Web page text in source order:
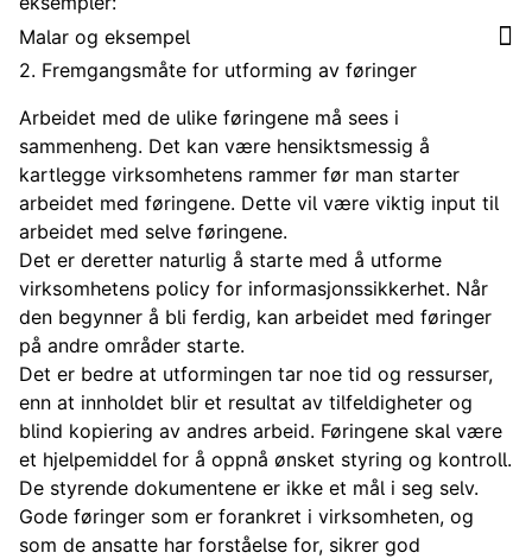
Malar og eksempel
2. Fremgangsmåte for utforming av føringer
Arbeidet med de ulike føringene må sees i
sammenheng. Det kan være hensiktsmessig å
kartlegge virksomhetens rammer før man starter
arbeidet med føringene. Dette vil være viktig input til
arbeidet med selve føringene.
Det er deretter naturlig å starte med å utforme
virksomhetens policy for informasjonssikkerhet. Når
den begynner å bli ferdig, kan arbeidet med føringer
på andre områder starte.
Det er bedre at utformingen tar noe tid og ressurser,
enn at innholdet blir et resultat av tilfeldigheter og
blind kopiering av andres arbeid. Føringene skal være
et hjelpemiddel for å oppnå ønsket styring og kontroll.
De styrende dokumentene er ikke et mål i seg selv.
Gode føringer som er forankret i virksomheten, og
som de ansatte har forståelse for, sikrer god